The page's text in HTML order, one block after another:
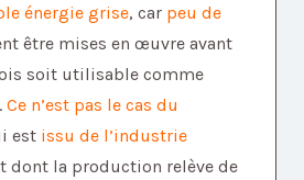
énergie grise, car peu de
être mises en œuvre avant
soit utilisable comme
Ce n’est pas le cas du
est issu de l’industrie
dont la production relève de